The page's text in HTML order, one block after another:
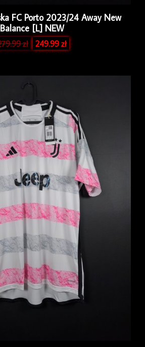
FC Porto 2023/24 Away New
Balance [L] NEW
zł 249.99zł